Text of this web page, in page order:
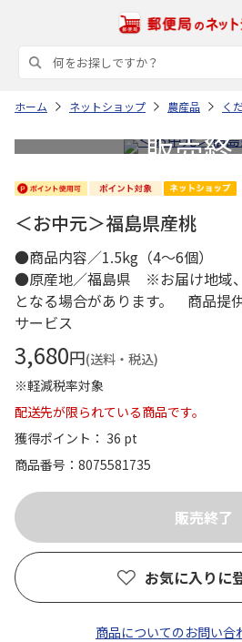
ホーム ネットショップ 農産品 く
＜お中元＞福島県産桃
●商品内容／1.5kg（4～6個）
●原産地／福島県 ※お届け地域
となる場合があります。 商品提
サービス
3,680円(送料・税込)
※軽減税率対象
配送先が限られている商品です。
獲得ポイント： 36 pt
商品番号
8075581735
お気に入りに
商品についてのお問い合